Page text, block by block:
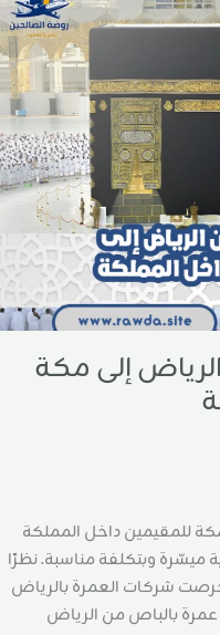
إلى مكة
للمقيمين داخل المملكة
ميسّرة وبتكلفة مناسبة. نظرًا
حرصت شركات العمرة بالرياض
بالباص من الرياض